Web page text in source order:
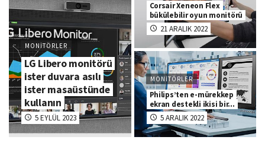
MONITÖRLER
LG Libero monitörü
ister duvara asılı
ister masaüstünde
kullanın
5 EYLÜL 2023
Corsair Xeneon Flex
bükülebilir oyun monitörü
21 ARALIK 2022
MONITÖRLER
Philips’ten e-mürekkep
ekran destekli ikisi bir…
5 ARALIK 2022